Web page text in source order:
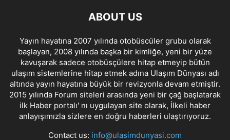
ABOUT US
Yayın hayatına 2007 yılında otobüscüler grubu olarak
başlayan, 2008 yılında başka bir kimliğe, yeni bir yüze
kavuşarak sadece otobüsçülere hitap etmeyip bütün
ulaşım sistemlerine hitap etmek adına Ulaşım Dünyası adı
altında yayın hayatına büyük bir revizyonla devam etmiştir.
2015 yılında Forum siteleri arasında yeni bir çağ başlatarak
ilk Haber portalı' nı uygulayan site olarak, İlkeli haber
anlayışımızla sizlere en doğru haberleri ulaştırıyoruz.
Contact us: info@ulasimdunyasi.com